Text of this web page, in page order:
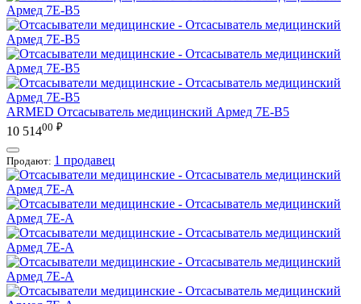
ARMED Отсасыватель медицинский Армед 7E-B5
10 51400 ₽
Продают: 1 продавец